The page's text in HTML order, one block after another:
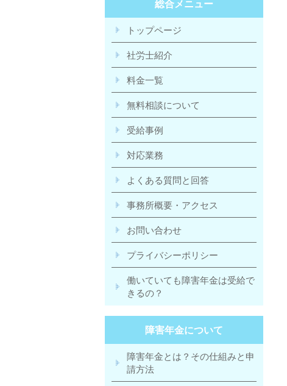
総合メニュー
トップページ
社労士紹介
料金一覧
無料相談について
受給事例
対応業務
よくある質問と回答
事務所概要・アクセス
お問い合わせ
プライバシーポリシー
働いていても障害年金は受給で
きるの？
障害年金について
障害年金とは？その仕組みと申
請方法